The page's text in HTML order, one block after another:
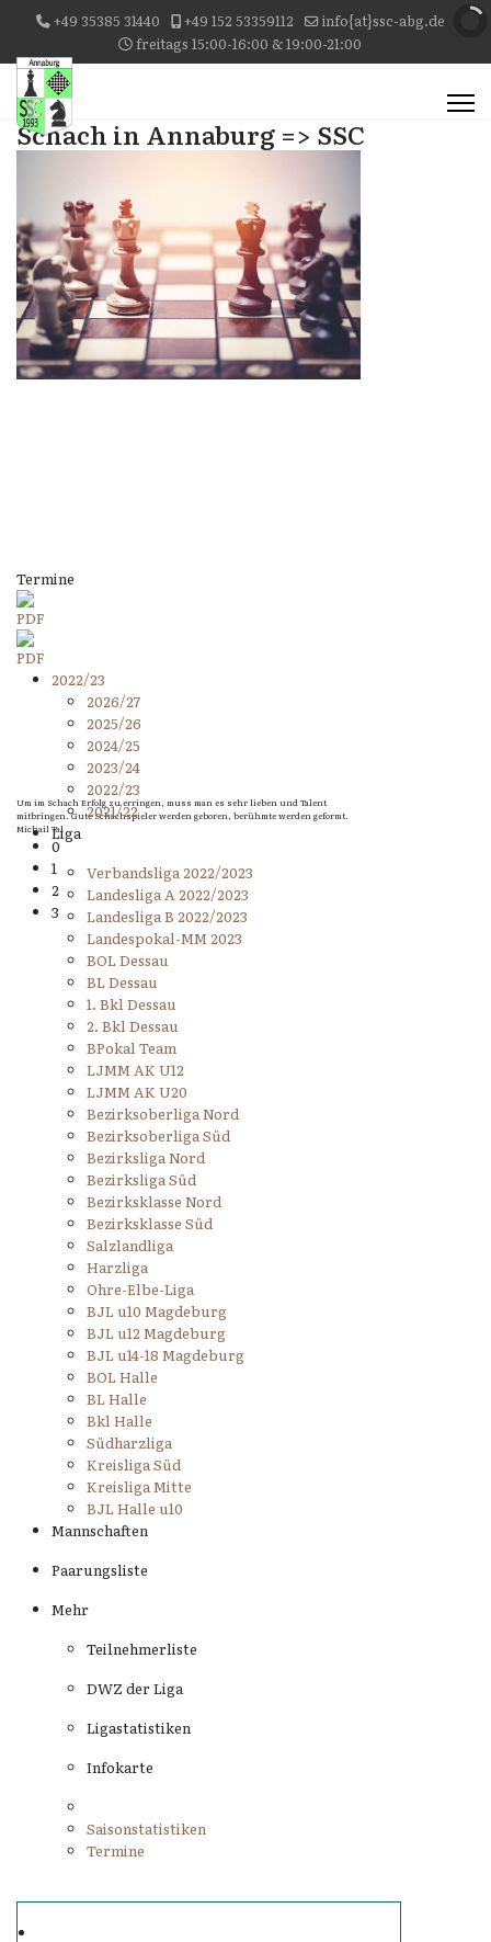
+49 35385 31440 +49 152 53359112
info{at}ssc-abg.de
freitags 15:00-16:00 & 19:00-21:00
Schach in Annaburg => SSC
Um im Schach Erfolg zu erringen, muss man es sehr lieben und Talent
mitbringen. Gute Schachspieler werden geboren, berühmte werden geformt.
Michail Tal
0
1
2
3
Termine
2022/23
2026/27
2025/26
2024/25
2023/24
2022/23
2021/22
Liga
Verbandsliga 2022/2023
Landesliga A 2022/2023
Landesliga B 2022/2023
Landespokal-MM 2023
BOL Dessau
BL Dessau
1. Bkl Dessau
2. Bkl Dessau
BPokal Team
LJMM AK U12
LJMM AK U20
Bezirksoberliga Nord
Bezirksoberliga Süd
Bezirksliga Nord
Bezirksliga Süd
Bezirksklasse Nord
Bezirksklasse Süd
Salzlandliga
Harzliga
Ohre-Elbe-Liga
BJL u10 Magdeburg
BJL u12 Magdeburg
BJL u14-18 Magdeburg
BOL Halle
BL Halle
Bkl Halle
Südharzliga
Kreisliga Süd
Kreisliga Mitte
BJL Halle u10
Mannschaften
Paarungsliste
Mehr
Teilnehmerliste
DWZ der Liga
Ligastatistiken
Infokarte
Saisonstatistiken
Termine